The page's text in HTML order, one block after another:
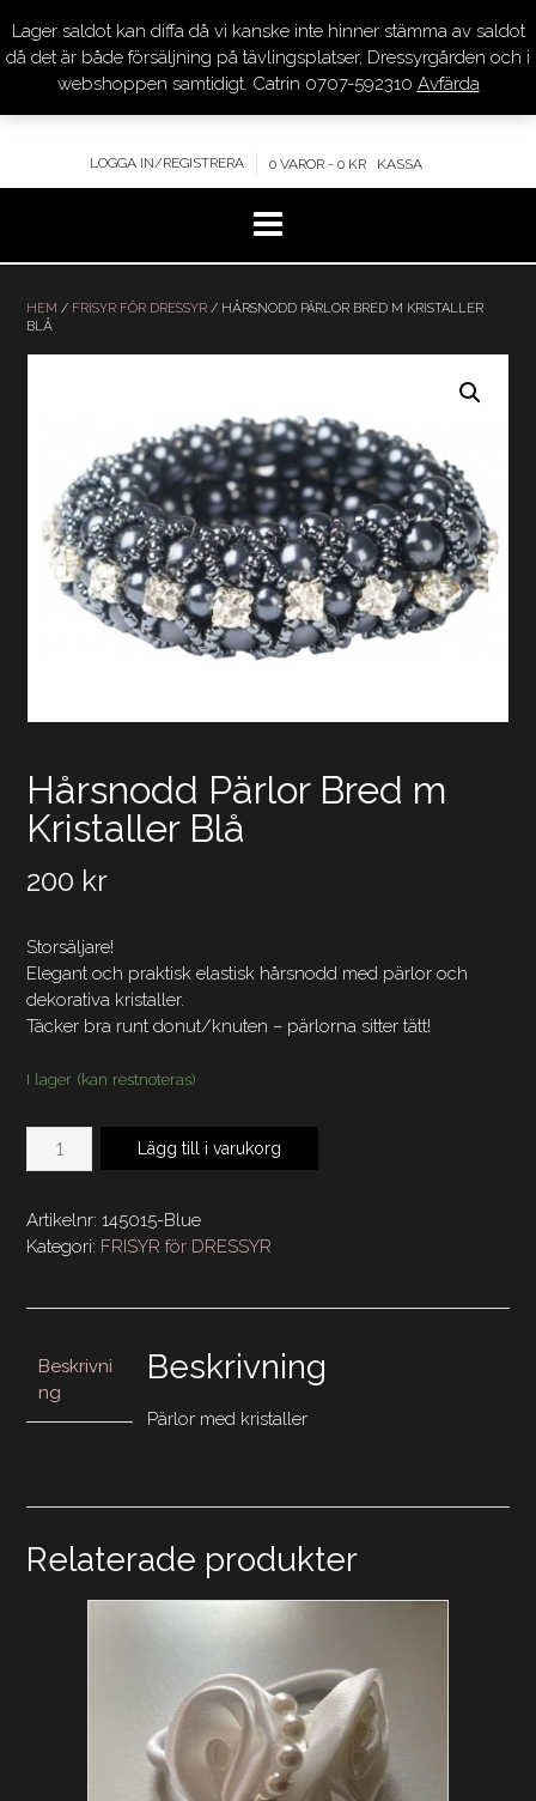
innehåll
DRESSYR.COM
KVALITET – KOMPETENS – SERVICE
LOGGA IN/REGISTRERA 0 VAROR - 0 KR KASSA
HEM / FRISYR FÖR DRESSYR / HÅRSNODD PÄRLOR BRED M KRISTALLER
BLÅ
Hårsnodd Pärlor Bred m
Kristaller Blå
200 kr
Storsäljare!
Elegant och praktisk elastisk hårsnodd med pärlor och
dekorativa kristaller.
Täcker bra runt donut/knuten – pärlorna sitter tätt!
I lager (kan restnoteras)
Hårsnodd
m
Kristaller
Lägg till i varukorg
Artikelnr: 145015-Blue
Kategori: FRISYR för DRESSYR
Beskrivni
ng
Beskrivning
Pärlor med kristaller
Relaterade produkter
Lager saldot kan diffa då vi kanske inte hinner stämma av saldot
då det är både försäljning på tävlingsplatser, Dressyrgården och i
webshoppen samtidigt. Catrin 0707-592310 Avfärda